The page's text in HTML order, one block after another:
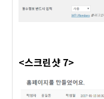
<스크린샷 7>